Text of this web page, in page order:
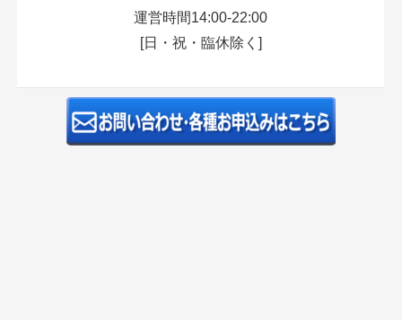
運営時間14:00-22:00
[日・祝・臨休除く]